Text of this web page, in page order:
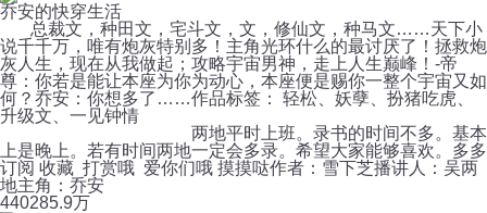
乔安的快穿生活
总裁文，种田文，宅斗文，文，修仙文，种马文……天下小
说千千万，唯有炮灰特别多！主角光环什么的最讨厌了！拯救炮
灰人生，现在从我做起；攻略宇宙男神，走上人生巅峰！-帝
尊：你若是能让本座为你为动心，本座便是赐你一整个宇宙又如
何？乔安：你想多了……作品标签： 轻松、妖孽、扮猪吃虎、
升级文、一见钟情
两地平时上班。录书的时间不多。基本
上是晚上。若有时间两地一定会多录。希望大家能够喜欢。多多
订阅 收藏 打赏哦 爱你们哦 摸摸哒作者：雪下芝播讲人：吴两
地主角：乔安
440285.9万